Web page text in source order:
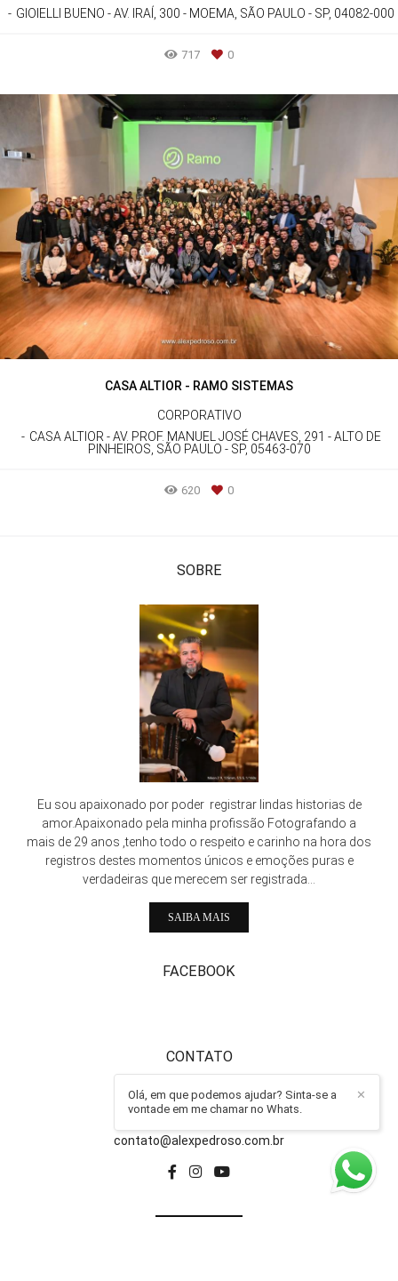
GIOIELLI BUENO - AV. IRAÍ, 300 - MOEMA, SÃO PAULO - SP, 04082-000
717 0
CASA ALTIOR - RAMO SISTEMAS
CORPORATIVO
CASA ALTIOR - AV. PROF. MANUEL JOSÉ CHAVES, 291 - ALTO DE
PINHEIROS, SÃO PAULO - SP, 05463-070
620 0
SOBRE
Eu sou apaixonado por poder registrar lindas historias de
amor.Apaixonado pela minha profissão Fotografando a
mais de 29 anos ,tenho todo o respeito e carinho na hora dos
registros destes momentos únicos e emoções puras e
verdadeiras que merecem ser registrada...
SAIBA MAIS
FACEBOOK
CONTATO
011-997221254
contato@alexpedroso.com.br
✕
Olá, em que podemos ajudar? Sinta-se a
vontade em me chamar no Whats.